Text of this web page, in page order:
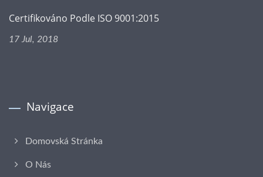
Certifikováno Podle ISO 9001:2015
17 Jul, 2018
Navigace
Domovská Stránka
O Nás